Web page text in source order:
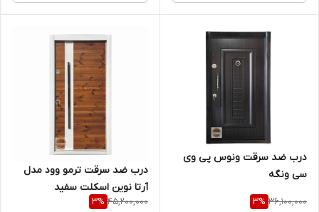
درب ضد سرقت ونوس پی وی
سی ونگه
36,100,000
3%
درب ضد سرقت ترمو وود مدل
آرتا نوین اسکلت سفید
45,200,000
3%